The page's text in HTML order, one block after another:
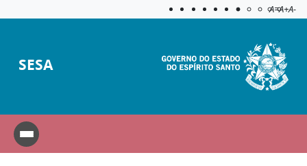
Aplicar
A=A+A-
SESA